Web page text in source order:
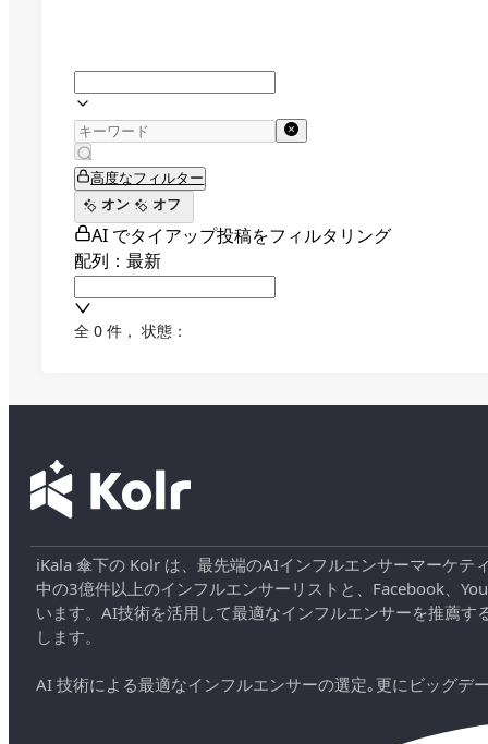
高度なフィルター
オン
オフ
AI でタイアップ投稿をフィルタリング
配列：最新
全 0 件 ， 状態：
iKala 傘下の Kolr は、最先端のAIインフルエンサーマーケ
中の3億件以上のインフルエンサーリストと、Facebook、
います。AI技術を活用して最適なインフルエンサーを推薦
します。
AI 技術による最適なインフルエンサーの選定｡更にビッグデ